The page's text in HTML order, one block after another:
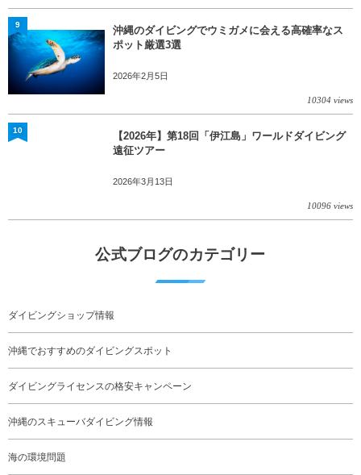
沖縄のダイビングでウミガメに会える高確率なス
ポット厳選3選
2026年2月5日
10304 views
9
【2026年】第18回「伊江島」ワールドダイビング
遠征ツアー
2026年3月13日
10096 views
10
公式ブログのカテゴリー
ダイビングショップ情報
沖縄でおすすめのダイビングスポット
ダイビングライセンスの格安キャンペーン
沖縄のスキューバダイビング情報
海の環境問題